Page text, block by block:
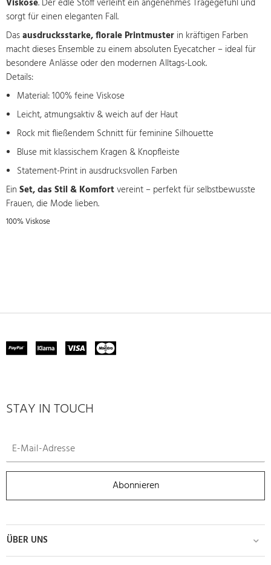
Viskose. Der edle Stoff verleiht ein angenehmes Tragegefühl und
sorgt für einen eleganten Fall.
Dasausdrucksstarke, florale Printmuster in kräftigen Farben
macht dieses Ensemble zu einem absoluten Eyecatcher – ideal für
besondere Anlässe oder den modernen Alltags-Look.
Details:
Material: 100% feine Viskose
Leicht, atmungsaktiv & weich auf der Haut
Rock mit fließendem Schnitt für feminine Silhouette
Bluse mit klassischem Kragen & Knopfleiste
Statement-Print in ausdrucksvollen Farben
Ein Set, das Stil & Komfortvereint – perfekt für selbstbewusste
Frauen, die Mode lieben.
100% Viskose
STAY IN TOUCH
Abonnieren
ÜBER UNS